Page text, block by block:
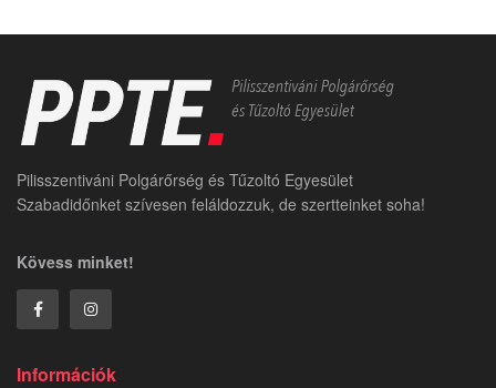
Pilisszentiváni Polgárőrség és Tűzoltó Egyesület
Szabadidőnket szívesen feláldozzuk, de szertteinket soha!
Kövess minket!
Információk